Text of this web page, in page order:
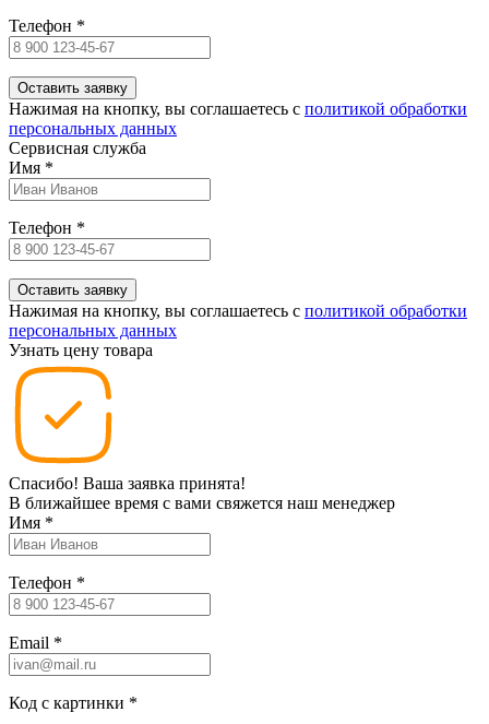
Телефон *
Нажимая на кнопку, вы соглашаетесь c политикой обработки
персональных данных
Сервисная служба
Имя *
Телефон *
Нажимая на кнопку, вы соглашаетесь c политикой обработки
персональных данных
Узнать цену товара
Спасибо! Ваша заявка принята!
В ближайшее время с вами свяжется наш менеджер
Имя *
Телефон *
Email *
Код с картинки *